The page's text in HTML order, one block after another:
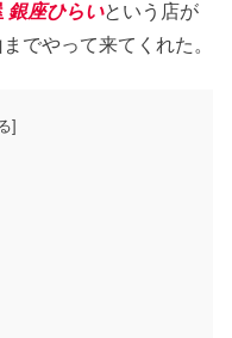
銀座ひらいという店が
でやって来てくれた。